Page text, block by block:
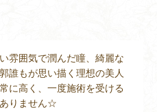
雰囲気で潤んだ瞳、綺麗な
誰もが思い描く理想の美人
に高く、一度施術を受ける
りません☆